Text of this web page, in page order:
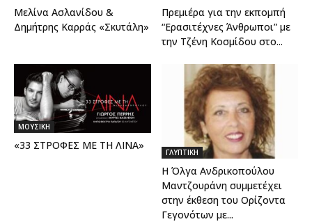
Μελίνα Ασλανίδου &
Δημήτρης Καρράς «Σκυτάλη»
Πρεμιέρα για την εκπομπή
“Ερασιτέχνες Άνθρωποι” με
την Τζένη Κοσμίδου στο...
ΜΟΥΣΙΚΗ
«33 ΣΤΡΟΦΕΣ ΜΕ ΤΗ ΛΙΝΑ»
ΓΛΥΠΤΙΚΗ
Η Όλγα Ανδρικοπούλου
Μαντζουράνη συμμετέχει
στην έκθεση του Ορίζοντα
Γεγονότων με...